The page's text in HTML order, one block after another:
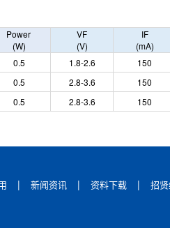
Power
(W)
VF
(V)
IF
(mA)
0.5 1.8-2.6 150
0.5 2.8-3.6 150
0.5 2.8-3.6 150
| 新闻资讯 | 资料下载 | 招